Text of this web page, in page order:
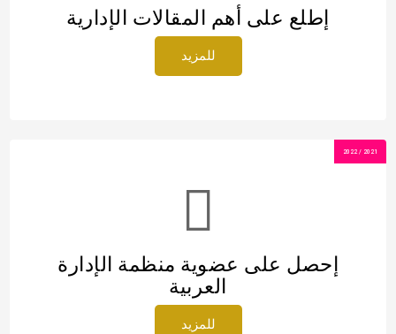
إطلع على أهم المقالات الإدارية
للمزيد
إحصل على عضوية منظمة الإدارة
العربية
للمزيد
2021 / 2022